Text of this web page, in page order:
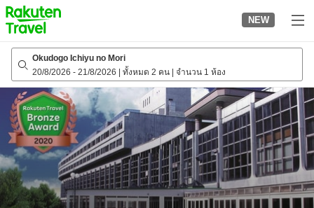
to
top
page
NEW
Okudogo Ichiyu no Mori
20/8/2026 - 21/8/2026 ทั้งหมด 2 คน จำนวน 1 ห้อง